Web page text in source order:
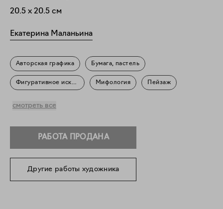
20.5 x 20.5 см
Екатерина Маланьина
Авторская графика Бумага, пастель
Фигуративное искусство Мифология Пейзаж
смотреть все
РАБОТА ПРОДАНА
Другие работы художника